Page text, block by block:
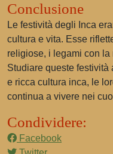
Conclusione
Le festività degli Inca
cultura e vita. Esse
religiose, i legami con
Studiare queste festività
e ricca cultura inca, le
continua a vivere nei
Condividere:
Facebook